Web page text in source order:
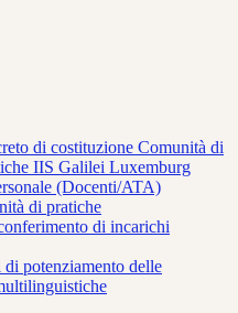
di costituzione Comunità di
IIS Galilei Luxemburg
(Docenti/ATA)
di pratiche
di incarichi
potenziamento delle